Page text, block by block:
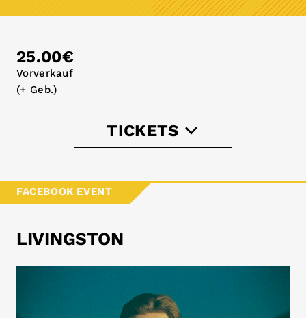
25.00€
Vorverkauf
(+ Geb.)
TICKETS
dodotickets.de
FACEBOOK EVENT
LIVINGSTON